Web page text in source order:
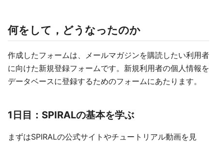
何をして，どうなったのか
作成したフォームは、メールマガジンを購読したい利用者
に向けた新規登録フォームです。新規利用者の個人情報を
データベースに登録するためのフォームにあたります。
1日目：SPIRALの基本を学ぶ
まずはSPIRALの公式サイトやチュートリアル動画を見